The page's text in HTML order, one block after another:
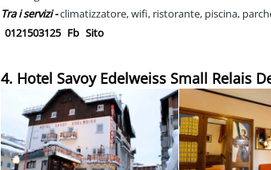
Tra i servizi -climatizzatore, wifi, ristorante, piscina,
0121503125 Fb Sito
4. Hotel Savoy Edelweiss Small Relais